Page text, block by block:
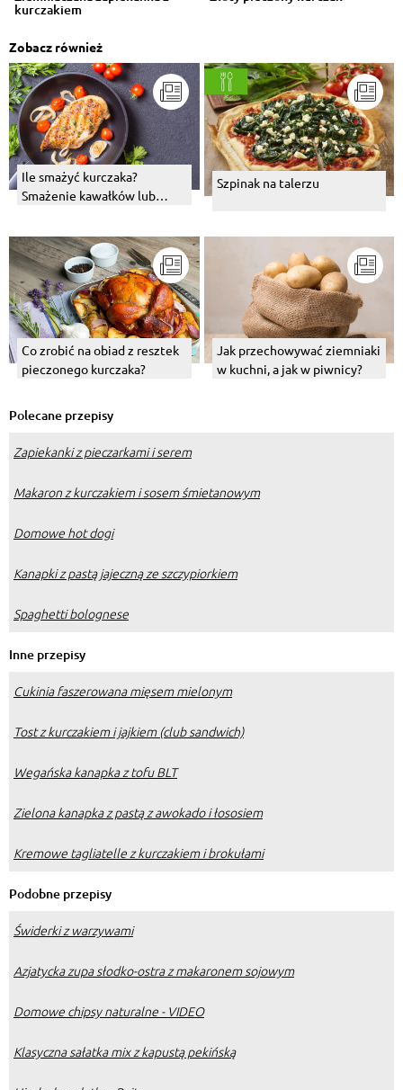
kurczakiem
Zobacz również
Ile smażyć kurczaka?
Smażenie kawałków lub
czym?
Szpinak na talerzu
Co zrobić na obiad z resztek
pieczonego kurczaka?
Jak przechowywać ziemniaki
w kuchni, a jak w piwnicy?
Polecane przepisy
Zapiekanki z pieczarkami i serem
Makaron z kurczakiem i sosem śmietanowym
Domowe hot dogi
Kanapki z pastą jajeczną ze szczypiorkiem
Spaghetti bolognese
Inne przepisy
Cukinia faszerowana mięsem mielonym
Tost z kurczakiem i jajkiem (club sandwich)
Wegańska kanapka z tofu BLT
Zielona kanapka z pastą z awokado i łososiem
Kremowe tagliatelle z kurczakiem i brokułami
Podobne przepisy
Świderki z warzywami
Azjatycka zupa słodko-ostra z makaronem sojowym
Domowe chipsy naturalne - VIDEO
Klasyczna sałatka mix z kapustą pekińską